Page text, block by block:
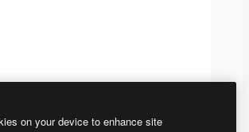
on your device to enhance site